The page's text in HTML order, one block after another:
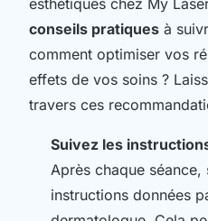
conseils pratiques à
comment optimiser vos
effets de vos soins ?
travers ces
Suivez les
Après chaque
instructions données